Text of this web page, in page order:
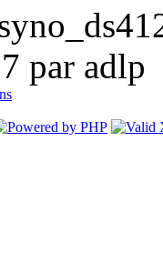
par adlp